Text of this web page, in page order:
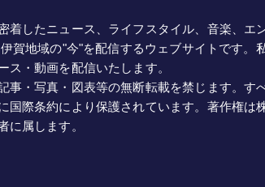
着したニュース、ライフスタイル、音楽、エ
賀地域の"今"を配信するウェブサイトです。
ス・動画を配信いたします。
事・写真・図表等の無断転載を禁じます。す
国際条約により保護されています。著作権は
に属します。